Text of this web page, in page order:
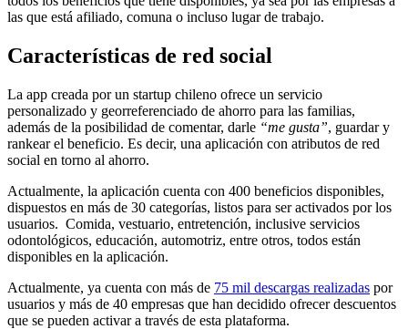
las que está afiliado, comuna o incluso lugar de trabajo.
Características de red social
La app creada por un startup chileno ofrece un servicio
personalizado y georreferenciado de ahorro para las familias,
además de la posibilidad de comentar, darle “me gusta”, guardar y
rankear el beneficio. Es decir, una aplicación con atributos de red
social en torno al ahorro.
Actualmente, la aplicación cuenta con 400 beneficios disponibles,
dispuestos en más de 30 categorías, listos para ser activados por los
usuarios. Comida, vestuario, entretención, inclusive servicios
odontológicos, educación, automotriz, entre otros, todos están
disponibles en la aplicación.
Actualmente, ya cuenta con más de 75 mil descargas realizadas por
usuarios y más de 40 empresas que han decidido ofrecer descuentos
que se pueden activar a través de esta plataforma.